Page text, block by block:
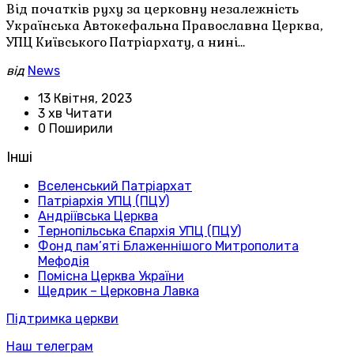
Від початків руху за церковну незалежність
Українська Автокефальна Православна Церква,
УПЦ Київського Патріархату, а нині…
від News
13 Квітня, 2023
3 хв Читати
0 Поширили
Інші
Вселенський Патріархат
Патріархія УПЦ (ПЦУ)
Андріївська Церква
Тернопільська Єпархія УПЦ (ПЦУ)
Фонд пам’яті Блаженнішого Митрополита
Мефодія
Помісна Церква України
Щедрик – Церковна Лавка
Підтримка церкви
Наш телеграм